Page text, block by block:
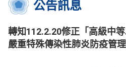
公告訊息
轉知112.2.20修正「高級中
嚴重特殊傳染性肺炎防疫管理